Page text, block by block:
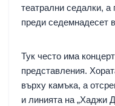
театрални седалки, а
преди седемнадесет
Тук често има
представления.
върху камъка, а
и линията на „Хаджи